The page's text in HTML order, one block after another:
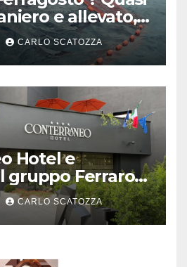
e allevato,
CARLO SCATOZZA
Hotel e
gruppo Ferraro
e il gusto
Caserta
CARLO SCATOZZA